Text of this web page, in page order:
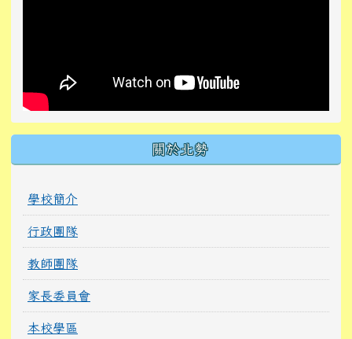
關於北勢
學校簡介
行政團隊
教師團隊
家長委員會
本校學區